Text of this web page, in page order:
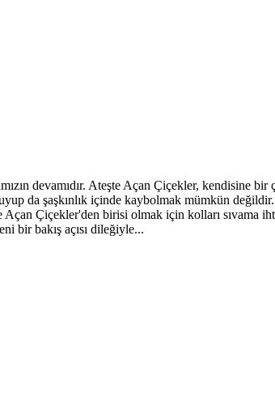
devamıdır. Ateşte Açan Çiçekler, kendisine
da şaşkınlık içinde kaybolmak mümkün
Çiçekler'den birisi olmak için kolları sıvama
bir bakış açısı dileğiyle...